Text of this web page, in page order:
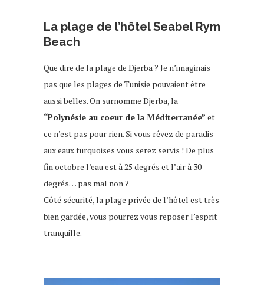
La plage de l’hôtel Seabel Rym
Beach
Que dire de la plage de Djerba ? Je n’imaginais
pas que les plages de Tunisie pouvaient être
aussi belles. On surnomme Djerba, la
“Polynésie au coeur de la Méditerranée” et
ce n’est pas pour rien. Si vous rêvez de paradis
aux eaux turquoises vous serez servis ! De plus
fin octobre l’eau est à 25 degrés et l’air à 30
degrés… pas mal non ?
Côté sécurité, la plage privée de l’hôtel est très
bien gardée, vous pourrez vous reposer l’esprit
tranquille.